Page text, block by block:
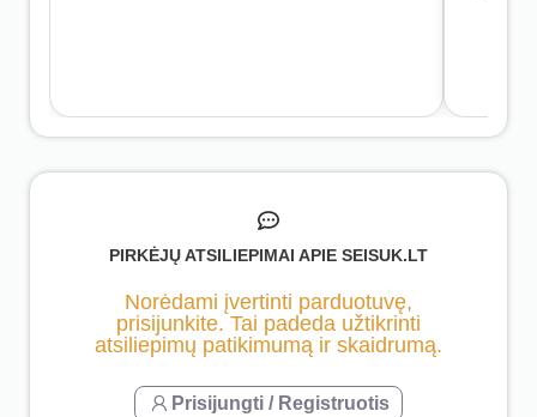
PIRKĖJŲ ATSILIEPIMAI APIE SEISUK.LT
Norėdami įvertinti parduotuvę,
prisijunkite. Tai padeda užtikrinti
atsiliepimų patikimumą ir skaidrumą.
Prisijungti / Registruotis